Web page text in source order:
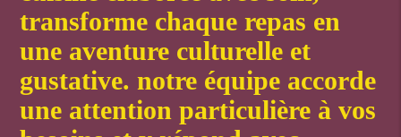
transforme chaque repas en
une aventure culturelle et
gustative. notre équipe accorde
une attention particulière à vos